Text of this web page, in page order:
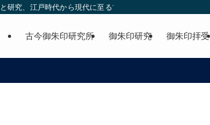
究、江戸時代から現代に至る古今の御朱印の紹介。
古今御朱印研究所 御朱印研究 御朱印拝受